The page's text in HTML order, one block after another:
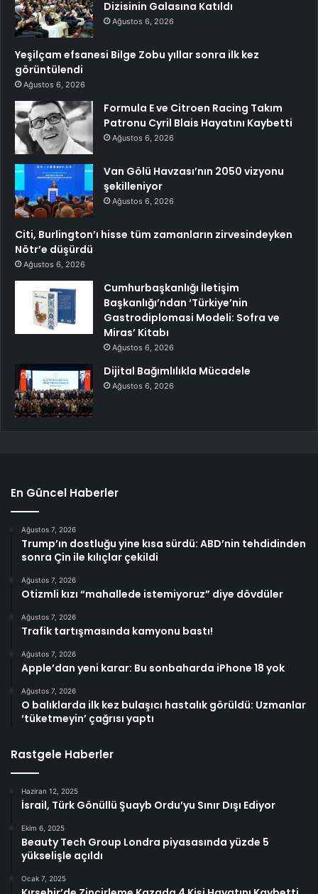
Dizisinin Galasına Katıldı
Ağustos 6, 2026
Yeşilçam efsanesi Bilge Zobu yıllar sonra ilk kez
görüntülendi
Ağustos 6, 2026
Formula E ve Citroen Racing Takım
Patronu Cyril Blais Hayatını Kaybetti
Ağustos 6, 2026
Van Gölü Havzası’nın 2050 vizyonu
şekilleniyor
Ağustos 6, 2026
Citi, Burlington’ı hisse tüm zamanların zirvesindeyken
Nötr’e düşürdü
Ağustos 6, 2026
Cumhurbaşkanlığı İletişim
Başkanlığı’ndan ‘Türkiye’nin
Gastrodiplomasi Modeli: Sofra ve
Miras’ Kitabı
Ağustos 6, 2026
Dijital Bağımlılıkla Mücadele
Ağustos 6, 2026
En Güncel Haberler
Ağustos 7, 2026
Trump’ın dostluğu yine kısa sürdü: ABD’nin tehdidinden
sonra Çin ile kılıçlar çekildi
Ağustos 7, 2026
Otizmli kızı “mahallede istemiyoruz” diye dövdüler
Ağustos 7, 2026
Trafik tartışmasında kamyonu bastı!
Ağustos 7, 2026
Apple’dan yeni karar: Bu sonbaharda iPhone 18 yok
Ağustos 7, 2026
O balıklarda ilk kez bulaşıcı hastalık görüldü: Uzmanlar
‘tüketmeyin’ çağrısı yaptı
Rastgele Haberler
Haziran 12, 2025
İsrail, Türk Gönüllü Şuayb Ordu’yu Sınır Dışı Ediyor
Ekim 6, 2025
Beauty Tech Group Londra piyasasında yüzde 5
yükselişle açıldı
Ocak 7, 2025